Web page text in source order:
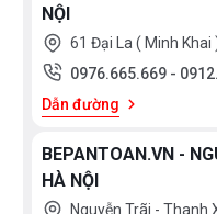
Kết nối
An toàn
NỘI
61 Đại La ( Minh Khai
0976.665.669 -
Dẫn đường
BEPANTOAN.VN -
HÀ NỘI
Nguyễn Trãi - Thanh